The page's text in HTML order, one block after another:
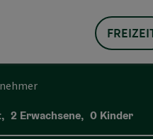
und Personenfelder
, 2 Erwachsene, 0 Kinder